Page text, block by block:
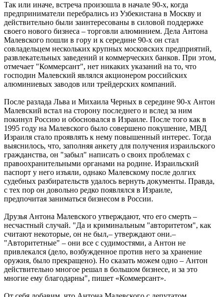
Так или иначе, встреча произошла в начале 90-х, когда
предприниматели перебрались из Узбекистана в Москву и
действительно были заинтересованы в силовой поддержке
своего нового бизнеса – торговли алюминием. Дела Антона
Малевского пошли в гору и к середине 90-х он стал
совладельцем нескольких крупных московских предприятий,
развлекательных заведений и коммерческих банков. При этом,
отмечает "Коммерсант", нет никаких указаний на то, что
господин Малевский являлся акционером российских
алюминиевых заводов или трейдерских компаний.
После разлада Льва и Михаила Черных в середине 90-х Антон
Малевский встал на сторону последнего и вслед за ним
покинул Россию и обосновался в Израиле. После того как в
1995 году на Малевского было совершено покушение, МВД
Израиля стало проявлять к нему повышенный интерес. Тогда
выяснилось, что, заполняя анкету для получения израильского
гражданства, он "забыл" написать о своих проблемах с
правоохранительными органами на родине. Израильский
паспорт у него изъяли, однако Малевскому после долгих
судебных разбирательств удалось вернуть документы. Правда,
с тех пор он довольно редко появлялся в Израиле,
предпочитая заниматься бизнесом в России.
Друзья Антона Малевского утверждают, что его смерть –
несчастный случай. "Да и криминальным "авторитетом", как
считают некоторые, он не был,– утверждают они.–
"Авторитетные" – они все с судимостями, а Антон не
привлекался (дело, возбужденное против него за хранение
оружия, было прекращено). Но сказать можем одно – Антон
действительно многое решал в большом бизнесе, и за это
многие ему благодарны", пишет «Коммерсант».